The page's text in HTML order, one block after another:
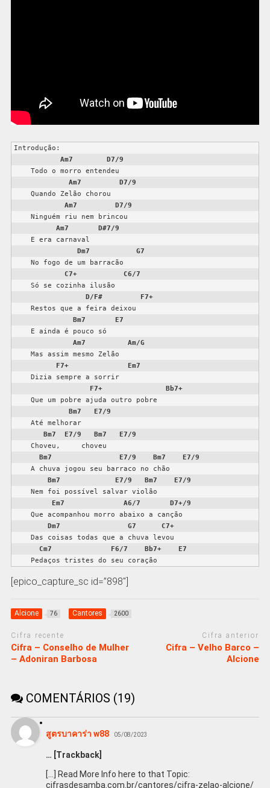
Introdução:
Am7
D7/9
Am7
D7/9
Am7
D7/9
Am7
D#7/9
Dm7
G7
C7+
C6/7
D/F#
F7+
Bm7
E7
Am7
Am/G
F7+
Em7
F7+
Bb7+
Bm7
E7/9
Bm7
E7/9 Bm7
E7/9
Bm7
E7/9 Bm7
E7/9
Bm7
E7/9 Bm7
E7/9
Em7
A6/7
D7+/9
Dm7
G7
C7+
Cm7
F6/7 Bb7+
E7
    Pedaços tristes do seu coração
[epico_capture_sc id=”898″]
Alcione 76 Cantores 2600
Cifra recente
Cifra – Conselho de Mulher
– Adoniran Barbosa
Cifra anterior
Cifra – Velho Barco –
Alcione
COMENTÁRIOS (19)
สูตรบาคาร่า w88 05/08/2023
… [Trackback]
[…] Read More Info here to that Topic:
cifrasdesamba.com.br/cantores/cifra-zelao-alcione/